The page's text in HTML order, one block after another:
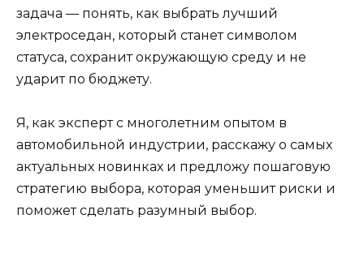
задача — понять, как выбрать лучший
электроседан, который станет символом
статуса, сохранит окружающую среду и не
ударит по бюджету.
Я, как эксперт с многолетним опытом в
автомобильной индустрии, расскажу о самых
актуальных новинках и предложу пошаговую
стратегию выбора, которая уменьшит риски и
поможет сделать разумный выбор.